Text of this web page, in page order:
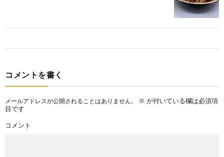
コメントを書く
メールアドレスが公開されることはありません。 ※ が付いている欄は必須項
目です
コメント